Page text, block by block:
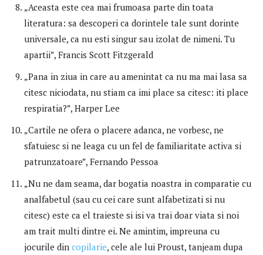
„Aceasta este cea mai frumoasa parte din toata
literatura: sa descoperi ca dorintele tale sunt dorinte
universale, ca nu esti singur sau izolat de nimeni. Tu
apartii”, Francis Scott Fitzgerald
„Pana in ziua in care au amenintat ca nu ma mai lasa sa
citesc niciodata, nu stiam ca imi place sa citesc: iti place
respiratia?”, Harper Lee
„Cartile ne ofera o placere adanca, ne vorbesc, ne
sfatuiesc si ne leaga cu un fel de familiaritate activa si
patrunzatoare”, Fernando Pessoa
„Nu ne dam seama, dar bogatia noastra in comparatie cu
analfabetul (sau cu cei care sunt alfabetizati si nu
citesc) este ca el traieste si isi va trai doar viata si noi
am trait multi dintre ei. Ne amintim, impreuna cu
jocurile din copilarie, cele ale lui Proust, tanjeam dupa